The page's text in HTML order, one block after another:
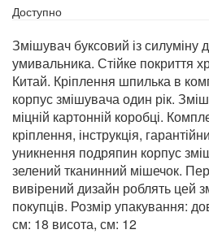
Доступно
Змішувач буксовий із силуміну
умивальника. Стійке покриття
Китай. Кріплення шпилька в
корпус змішувача один рік.
міцній картонній коробці.
кріплення, інструкція,
уникнення подряпин корпус
зелений тканинний мішечок.
вивірений дизайн роблять цей
покупців. Розмір упакування:
см: 18 висота, см: 12